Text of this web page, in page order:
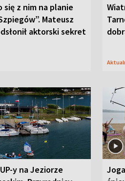
się z nim na planie
Mateusz
aktorski sekret
y na Jeziorze